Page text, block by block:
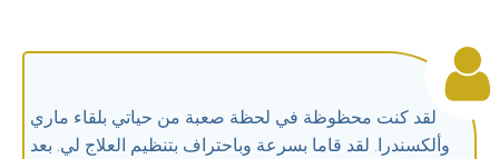
لقد كنت محظوظة في لحظة صعبة من حياتي بلقاء ماري
وألكسندرا. لقد قاما بسرعة وباحتراف بتنظيم العلاج لي. بعد